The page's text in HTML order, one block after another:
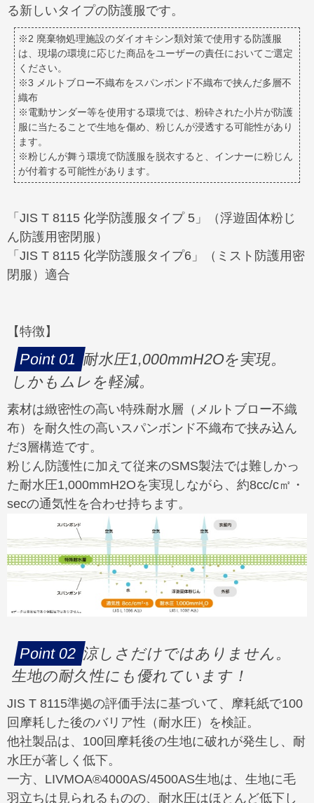
る新しいタイプの防護服です。
※2 廃棄物処理施設のダイオキシン類対策で使用する防護服
は、現場の環境に応じた商品をユーザーの責任においてご選定
ください。
※3 メルトブロー不織布をスパンボンド不織布で挟んだ多層不
織布
※電動サンダー等を使用する環境では、粉砕された小片が防護
服に当たることで生地を傷め、粉じんが浸透する可能性があり
ます。
※粉じんが舞う環境で防護服を脱衣すると、インナーに粉じん
が付着する可能性があります。
「JIS T 8115 化学防護服タイプ 5」（浮遊固体粉じ
ん防護用密閉服）
「JIS T 8115 化学防護服タイプ6」（ミスト防護用密
閉服）適合
【特徴】
耐水圧1,000mmH2Oを実現。
しかもムレを軽減。
素材は緻密性の高い特殊耐水層（メルトブロー不織
布）を耐久性の高いスパンボンド不織布で挟み込ん
だ3層構造です。
粉じん防護性に加えて従来のSMS製法では難しかっ
た耐水圧1,000mmH2Oを実現しながら、約8cc/c㎡・
secの通気性を合わせ持ちます。
涼しさだけではありません。
生地の耐久性にも優れています！
JIS T 8115準拠の評価手法に基づいて、摩耗紙で100
回摩耗した後のバリア性（耐水圧）を検証。
他社製品は、100回摩耗後の生地に破れが発生し、耐
水圧が著しく低下。
一方、LIVMOA®4000AS/4500AS生地は、生地に毛
羽立ちは見られるものの、耐水圧はほとんど低下し